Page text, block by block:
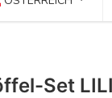
Set